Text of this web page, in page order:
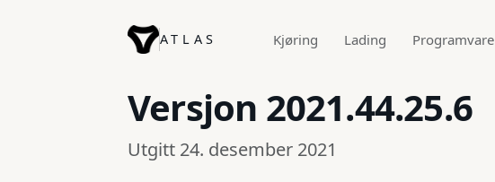
ATLAS Kjøring Lading Programvare
Versjon 2021.44.25.6
Utgitt 24. desember 2021